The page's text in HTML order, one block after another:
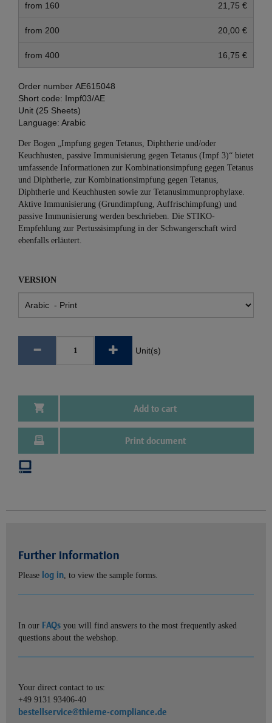
from 160 21,75 €
from 200 20,00 €
from 400 16,75 €
Order number AE615048
Short code: Impf03/AE
Unit (25 Sheets)
Language: Arabic
Der Bogen „Impfung gegen Tetanus, Diphtherie und/oder
Keuchhusten, passive Immunisierung gegen Tetanus (Impf 3)“ bietet
umfassende Informationen zur Kombinationsimpfung gegen Tetanus
und Diphtherie, zur Kombinationsimpfung gegen Tetanus,
Diphtherie und Keuchhusten sowie zur Tetanusimmunprophylaxe.
Aktive Immunisierung (Grundimpfung, Auffrischimpfung) und
passive Immunisierung werden beschrieben. Die STIKO-
Empfehlung zur Pertussisimpfung in der Schwangerschaft wird
ebenfalls erläutert.
VERSION
Unit(s)
Add to cart
Print document
Further information
Please log in, to view the sample forms.
In our FAQs you will find answers to the most frequently asked
questions about the webshop.
Your direct contact to us:
+49 9131 93406-40
bestellservice@thieme-compliance.de